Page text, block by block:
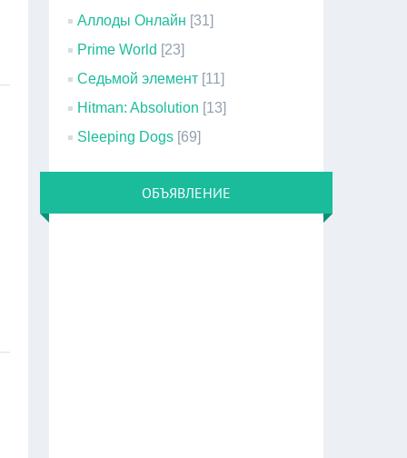
Аллоды Онлайн [31]
Prime World [23]
Седьмой элемент [11]
Hitman: Absolution [13]
Sleeping Dogs [69]
ОБЪЯВЛЕНИЕ